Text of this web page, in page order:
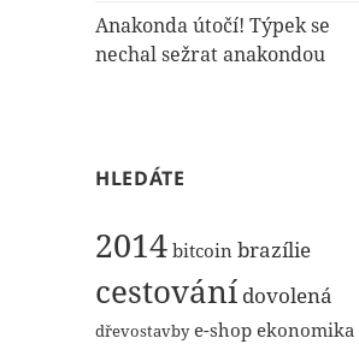
Anakonda útočí! Týpek se
nechal sežrat anakondou
HLEDÁTE
2014 bitcoin brazílie
cestování dovolená
dřevostavby e-shop ekonomika